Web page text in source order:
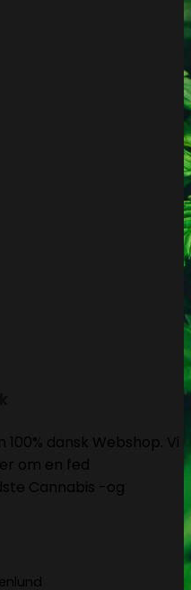
dansk Webshop. Vi
om en fed
Cannabis -og